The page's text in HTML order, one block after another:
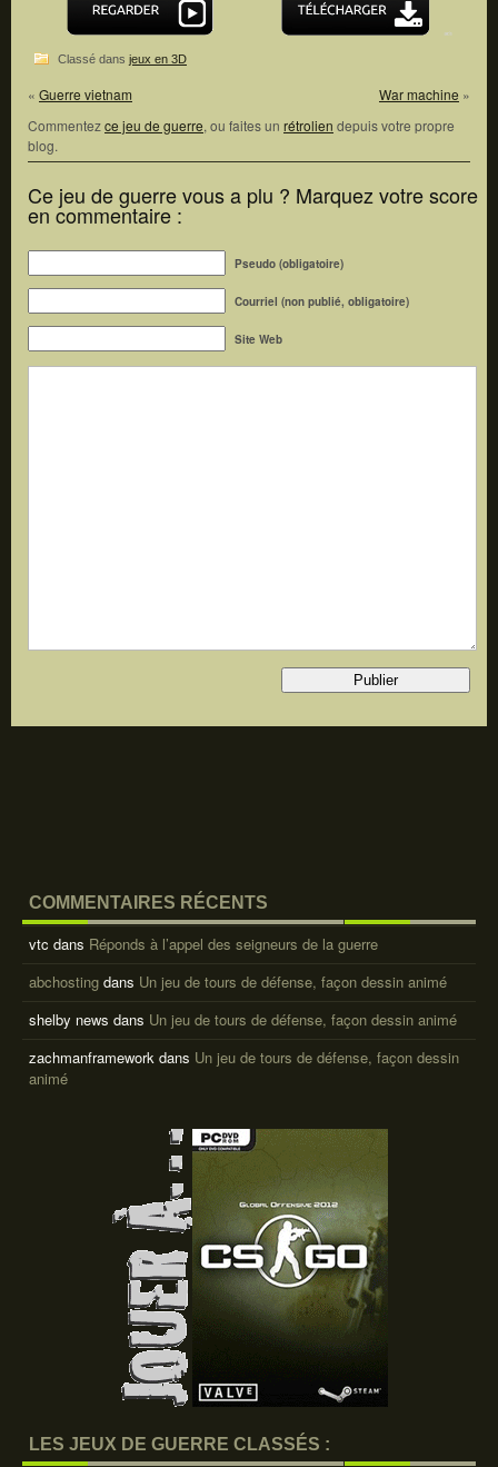
Classé dans jeux en 3D
« Guerre vietnam War machine »
Commentezce jeu de guerre, ou faites un rétrolien depuis votre propre
blog.
Ce jeu de guerre vous a plu ? Marquez votre score
en commentaire :
Pseudo (obligatoire)
Courriel (non publié, obligatoire)
Site Web
COMMENTAIRES RÉCENTS
vtc dans Réponds à l’appel des seigneurs de la guerre
abchosting dans Un jeu de tours de défense, façon dessin animé
shelby news dans Un jeu de tours de défense, façon dessin animé
zachmanframework dans Un jeu de tours de défense, façon dessin
animé
LES JEUX DE GUERRE CLASSÉS :